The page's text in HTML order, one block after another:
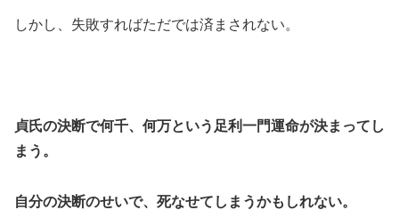
しかし、失敗すればただでは済まされない。
貞氏の決断で何千、何万という足利一門運命が決まってし
まう。
自分の決断のせいで、死なせてしまうかもしれない。